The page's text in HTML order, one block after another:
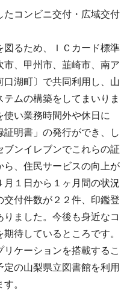
たコンビニ交付・広域交付
るため、ＩＣカード標準
市、甲州市、韮崎市、南ア
口湖町〕で共同利用し、山
ムの構築をしてまいりま
使い業務時間外や休日に
証明書」の発行ができ、し
ンイレブンでこれらの証
ら、住民サービスの向上が
月１日から１ヶ月間の状況
付件数が２２件、印鑑登
ました。今後も身近なコ
待しているところです。
ケーションを搭載するこ
の山梨県立図書館を利用
。